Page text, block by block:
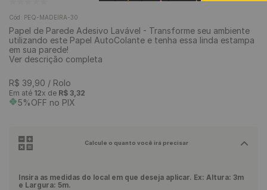
Cód: PEQ-MADEIRA-30
Papel de Parede Adesivo Lavável - Transforme seu ambiente
utilizando este Papel AutoColante e tenha essa linda estampa
em sua parede!
Ver descrição completa
R$ 39 90 / Rolo
Em até 12x de R$ 3,32
5%OFF no PIX
Calcule o quanto você irá precisar
Insira as medidas do local em que deseja aplicar. Ex: Altura: 3m
e Largura: 5m.
10º piso vinílico